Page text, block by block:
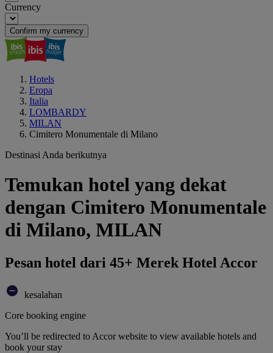
Currency
Confirm my currency
Hotels
Eropa
Italia
LOMBARDY
MILAN
Cimitero Monumentale di Milano
Destinasi Anda berikutnya
Temukan hotel yang dekat
dengan Cimitero Monumentale
di Milano, MILAN
Pesan hotel dari 45+ Merek Hotel Accor
kesalahan
Core booking engine
You’ll be redirected to Accor website to view available hotels and
book your stay